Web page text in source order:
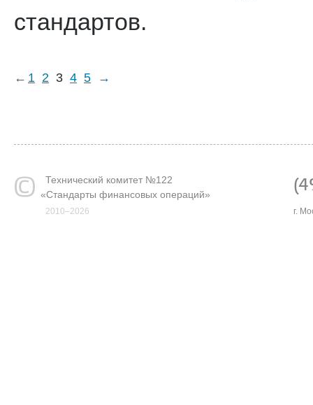
стандартов.
← 1 2 3 4 5 →
Технический комитет №122
«Стандарты финансовых операций»
2010–2026 г.